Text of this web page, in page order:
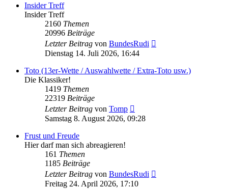
Insider Treff
Insider Treff
2160 Themen
20996 Beiträge
Letzter Beitrag von BundesRudi
Dienstag 14. Juli 2026, 16:44
Toto (13er-Wette / Auswahlwette / Extra-Toto usw.)
Die Klassiker!
1419 Themen
22319 Beiträge
Letzter Beitrag von Tomp
Beitrag
Samstag 8. August 2026, 09:28
Frust und Freude
Hier darf man sich abreagieren!
161 Themen
1185 Beiträge
Letzter Beitrag von BundesRudi
Freitag 24. April 2026, 17:10